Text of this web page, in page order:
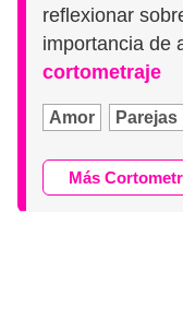
reflexionar
importancia de
cortometraje
Amor Parejas
Más